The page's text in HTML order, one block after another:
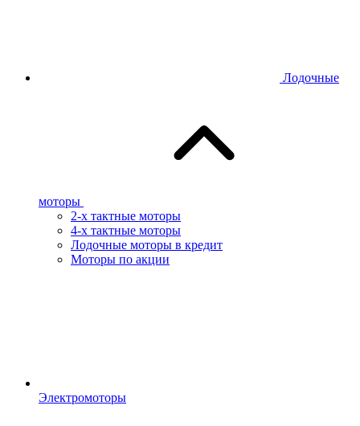
Лодочные
моторы
2-х тактные моторы
4-х тактные моторы
Лодочные моторы в кредит
Моторы по акции
Электромоторы